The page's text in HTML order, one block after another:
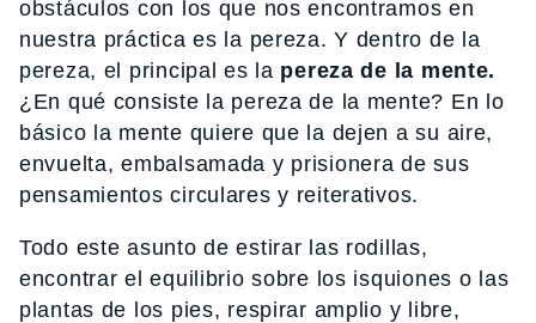
obstáculos con los que nos encontramos en
nuestra práctica es la pereza. Y dentro de la
pereza, el principal es la pereza de la mente.
¿En qué consiste la pereza de la mente? En lo
básico la mente quiere que la dejen a su aire,
envuelta, embalsamada y prisionera de sus
pensamientos circulares y reiterativos.
Todo este asunto de estirar las rodillas,
encontrar el equilibrio sobre los isquiones o las
plantas de los pies, respirar amplio y libre,